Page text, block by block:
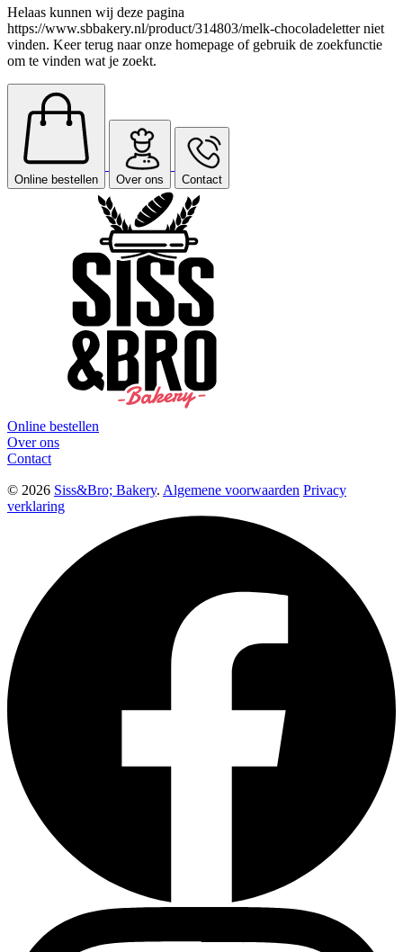
Helaas kunnen wij deze pagina
https://www.sbbakery.nl/product/314803/melk-chocoladeletter niet
vinden. Keer terug naar onze homepage of gebruik de zoekfunctie
om te vinden wat je zoekt.
Online bestellen Over ons Contact
Online bestellen
Over ons
Contact
© 2026 Siss&Bro; Bakery. Algemene voorwaarden Privacy
verklaring